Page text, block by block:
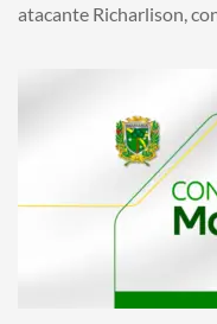
atacante Richarlison,